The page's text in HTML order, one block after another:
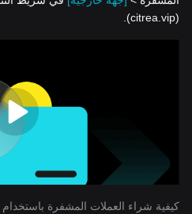
(citrea.vip).
كيفية شراء العملات المشفرة باستخدام